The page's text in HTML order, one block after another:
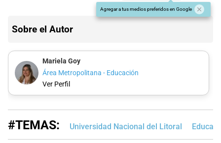
Agregar a tus medios preferidos en Google
Sobre el Autor
Mariela Goy
Área Metropolitana - Educación
Ver Perfil
#TEMAS: Universidad Nacional del Litoral